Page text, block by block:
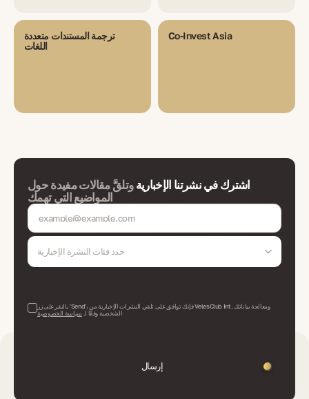
ترجمة المستندات متعددة
اللغات
Co-Invest Asia
اشترك في نشرتنا الإخباريةوتلقَّ مقالات مفيدة حول
المواضيع التي تهمك
حدد فئات النشرة الإخبارية
بالنقر على زر 'Send'، فإنك توافق على تلقي النشرات الإخبارية من VelesClub Int. ومعالجة بياناتك
الشخصية وفقًا لـ سياسة الخصوصية
إرسال